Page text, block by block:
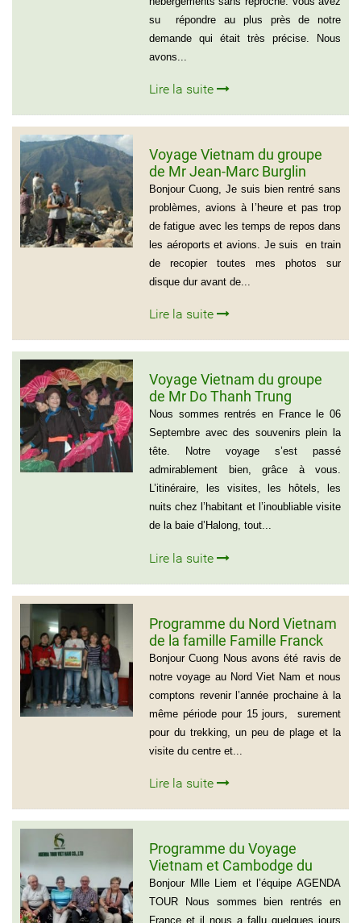
su répondre au plus près de notre
demande qui était très précise. Nous
avons...
Lire la suite
Voyage Vietnam du groupe
de Mr Jean-Marc Burglin
(Groupe de 9 personnes)
Bonjour Cuong, Je suis bien rentré sans
problèmes, avions à l’heure et pas trop
de fatigue avec les temps de repos dans
les aéroports et avions. Je suis en train
de recopier toutes mes photos sur
disque dur avant de...
Lire la suite
Voyage Vietnam du groupe
de Mr Do Thanh Trung
Nous sommes rentrés en France le 06
Septembre avec des souvenirs plein la
tête. Notre voyage s’est passé
admirablement bien, grâce à vous.
L’itinéraire, les visites, les hôtels, les
nuits chez l’habitant et l’inoubliable visite
de la baie d’Halong, tout...
Lire la suite
Programme du Nord Vietnam
de la famille Famille Franck
Alvarez ( Voyage Vietnam
Nord 10 jours)
Bonjour Cuong Nous avons été ravis de
notre voyage au Nord Viet Nam et nous
comptons revenir l’année prochaine à la
même période pour 15 jours, surement
pour du trekking, un peu de plage et la
visite du centre et...
Lire la suite
Programme du Voyage
Vietnam et Cambodge du
group de Mr LACROIX (6
personnes)
Bonjour Mlle Liem et l’équipe AGENDA
TOUR Nous sommes bien rentrés en
France et il nous a fallu quelques jours